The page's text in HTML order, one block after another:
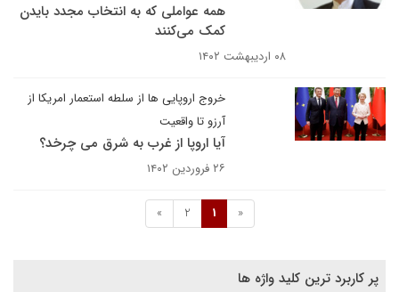
همه عواملی که به انتخاب مجدد بایدن
کمک می‌کنند
۰۸ اردیبهشت ۱۴۰۲
خروج اروپایی ها از سلطه استعمار امریکا از
آرزو تا واقعیت
آیا اروپا از غرب به شرق می چرخد؟
۲۶ فروردین ۱۴۰۲
«
1
2
»
پر کاربرد ترین کلید واژه ها